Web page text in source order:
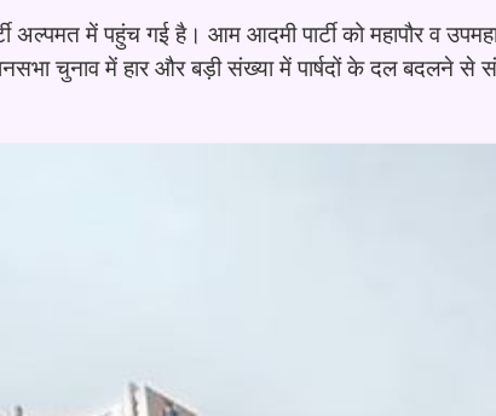
अल्पमत में पहुंच गई है। आम आदमी पार्टी को महापौर व
चुनाव में हार और बड़ी संख्या में पार्षदों के दल बदलने से